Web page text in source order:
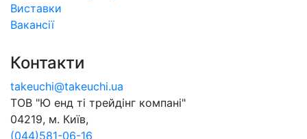
Виставки
Вакансії
Контакти
takeuchi@takeuchi.ua
ТОВ "Ю енд тi трейдiнг компанi"
04219, м. Київ,
(044)581-06-16